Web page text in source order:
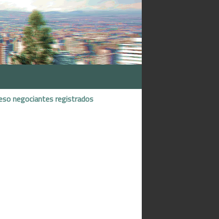
negociantes registrados